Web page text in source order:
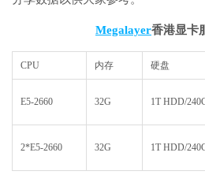
Megalayer香港显卡
CPU 内存 硬盘
E5-2660 32G 1T HDD/
2*E5-2660 32G 1T HDD/